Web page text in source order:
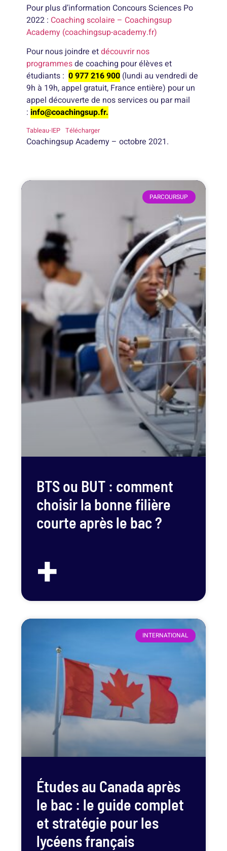
Pour plus d’information Concours Sciences Po
2022 : Coaching scolaire – Coachingsup
Academy (coachingsup-academy.fr)
Pour nous joindre etdécouvrir nos
programmesde coaching pour élèves et
étudiants :0 977 216 900 (lundi au vendredi de
9h à 19h, appel gratuit, France entière) pour un
appel découverte de nos services ou par mail
: info@coachingsup.fr.
Tableau-IEP Télécharger
Coachingsup Academy – octobre 2021.
PARCOURSUP
BTS ou BUT : comment
choisir la bonne filière
courte après le bac ?
+
INTERNATIONAL
Études au Canada après
le bac : le guide complet
et stratégie pour les
lycéens français